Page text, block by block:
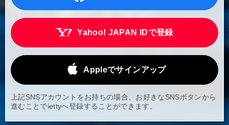
Yahoo! JAPAN IDで登録
Appleでサインアップ
上記SNSアカウントをお持ちの場合、お好きなSNSボタンから
進むことでiettyへ登録することができます。